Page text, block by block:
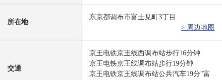
所在地
东京都调布市富士见町3丁目
> 周边地图
交通
京王电铁京王线西调布站步行16分钟
京王电铁京王线调布站步行19分钟
京王电铁京王线调布站公共汽车19分"富